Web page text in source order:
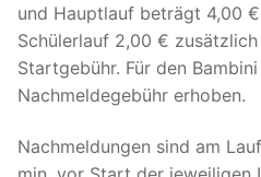
und Hauptlauf beträgt 4,00
Schülerlauf 2,00 €
Startgebühr. Für den
Nachmeldegebühr erhoben.
Nachmeldungen sind am